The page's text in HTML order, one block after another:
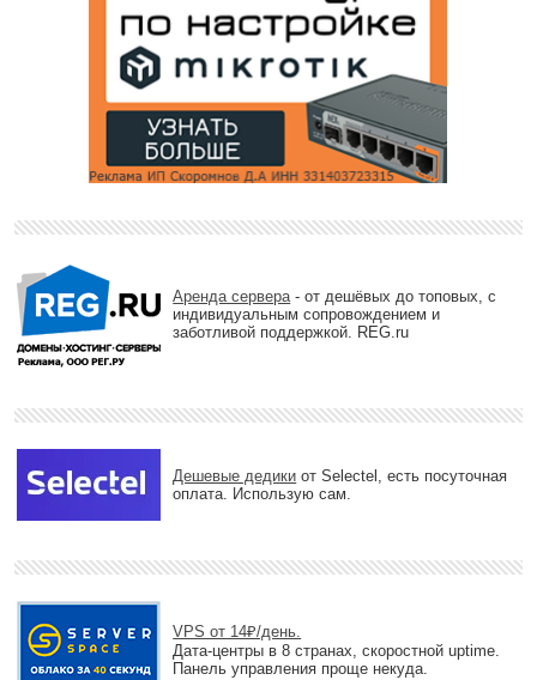
Аренда сервера- от дешёвых до топовых, с
индивидуальным сопровождением и
заботливой поддержкой. REG.ru
Дешевые дедики от Selectel, есть посуточная
оплата. Использую сам.
VPS от 14₽/день.
Дата-центры в 8 странах, скоростной uptime.
Панель управления проще некуда.